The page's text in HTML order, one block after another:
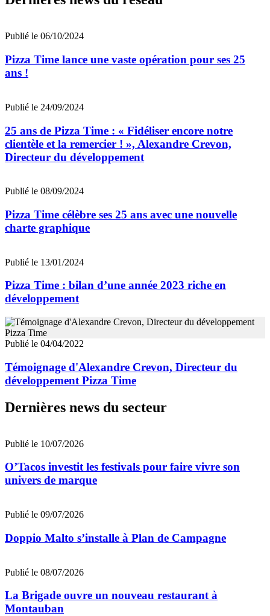
Publié le 06/10/2024
Pizza Time lance une vaste opération pour ses 25
ans !
Publié le 24/09/2024
25 ans de Pizza Time : « Fidéliser encore notre
clientèle et la remercier ! », Alexandre Crevon,
Directeur du développement
Publié le 08/09/2024
Pizza Time célèbre ses 25 ans avec une nouvelle
charte graphique
Publié le 13/01/2024
Pizza Time : bilan d’une année 2023 riche en
développement
Publié le 04/04/2022
Témoignage d'Alexandre Crevon, Directeur du
développement Pizza Time
Dernières news du secteur
Publié le 10/07/2026
O’Tacos investit les festivals pour faire vivre son
univers de marque
Publié le 09/07/2026
Doppio Malto s’installe à Plan de Campagne
Publié le 08/07/2026
La Brigade ouvre un nouveau restaurant à
Montauban